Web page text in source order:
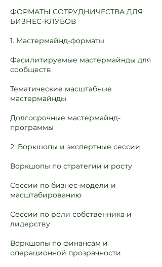
ФОРМАТЫ СОТРУДНИЧЕСТВА ДЛЯ
БИЗНЕС-КЛУБОВ
1. Мастермайнд-форматы
Фасилитируемые мастермайнды для
сообществ
Тематические масштабные
мастермайнды
Долгосрочные мастермайнд-
программы
2. Воркшопы и экспертные сессии
Воркшопы по стратегии и росту
Сессии по бизнес-модели и
масштабированию
Сессии по роли собственника и
лидерству
Воркшопы по финансам и
операционной прозрачности